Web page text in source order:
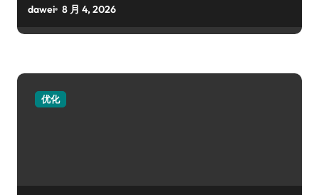
dawei 8 月 4, 2026
优化